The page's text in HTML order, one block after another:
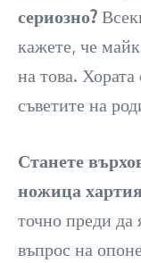
сериозно?
кажете, че
на това. Хората
съветите на
Станете
ножица
точно преди да
въпрос на